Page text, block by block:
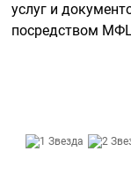
услуг и
посредством